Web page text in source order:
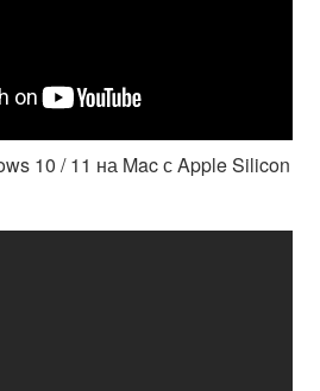
10 / 11 на Mac с Apple Silicon